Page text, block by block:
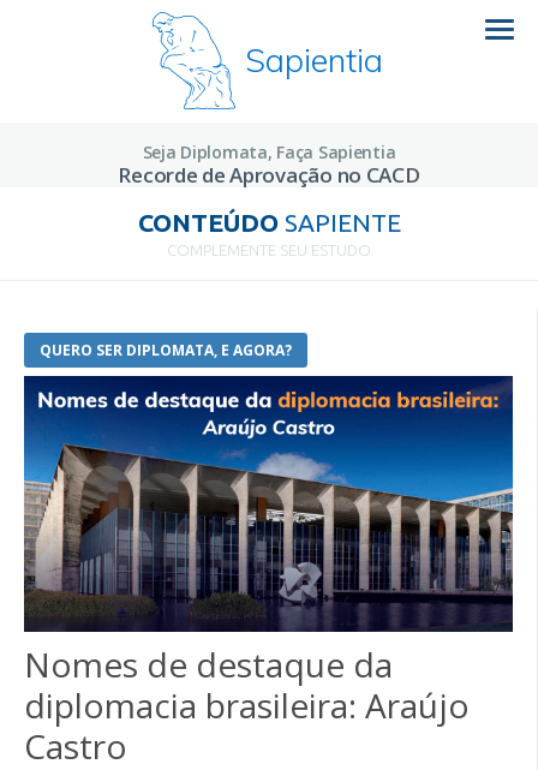
Sapientia
Seja Diplomata, Faça Sapientia
Recorde de Aprovação no CACD
CONTEÚDOSAPIENTE
COMPLEMENTE SEU ESTUDO
QUERO SER DIPLOMATA, E AGORA?
Nomes de destaque da
diplomacia brasileira: Araújo
Castro